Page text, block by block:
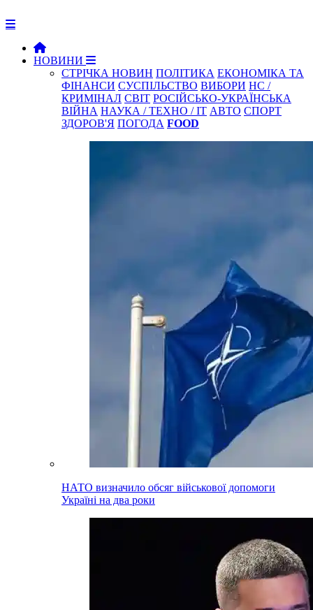
НОВИНИ
СТРІЧКА НОВИН ПОЛІТИКА ЕКОНОМІКА ТА
ФІНАНСИ СУСПІЛЬСТВО ВИБОРИ НС /
КРИМІНАЛ СВІТ РОСІЙСЬКО-УКРАЇНСЬКА
ВІЙНА НАУКА / ТЕХНО / IT АВТО СПОРТ
ЗДОРОВ'Я ПОГОДА FOOD
НАТО визначило обсяг військової допомоги
Україні на два роки